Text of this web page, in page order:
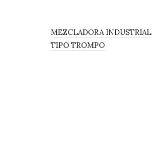
MEZCLADORA INDUSTRIAL
TIPO TROMPO